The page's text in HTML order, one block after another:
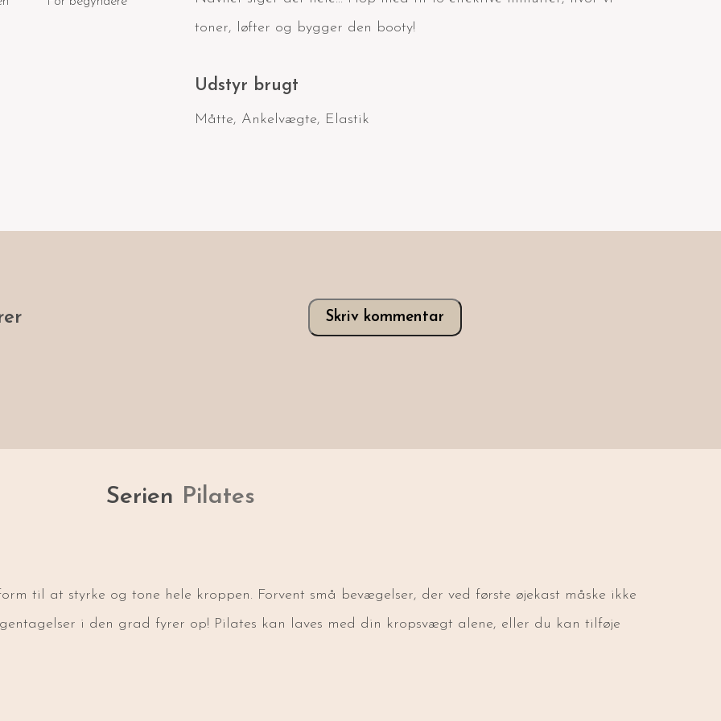
toner, løfter og bygger den booty!
Udstyr brugt
Måtte, Ankelvægte, Elastik
Skriv kommentar
Serien Pilates
til at styrke og tone hele kroppen. Forvent små bevægelser, der ved første øjekast måske ikke
i den grad fyrer op! Pilates kan laves med din kropsvægt alene, eller du kan tilføje